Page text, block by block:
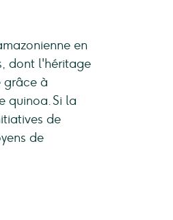
en
dont l'héritage
grâce à
quinoa. Si la
de
de